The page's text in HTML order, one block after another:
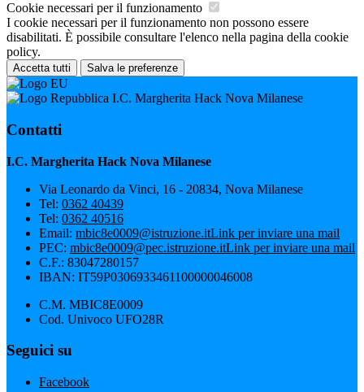
Cookie necessari per il funzionamento
I cookie necessari per il funzionamento non possono essere
disabilitati. È possibile consultare l'elenco nella pagina della cookie
policy.
Accetta tutti Salva le preferenze
I.C. Margherita Hack Nova Milanese
Contatti
I.C. Margherita Hack Nova Milanese
Via Leonardo da Vinci, 16 - 20834, Nova Milanese
Tel: 0362 40439
Tel: 0362 40516
Email: mbic8e0009@istruzione.itLink per inviare una mail
PEC: mbic8e0009@pec.istruzione.itLink per inviare una mail
C.F.: 83047280157
IBAN: IT59P0306933461100000046008
C.M. MBIC8E0009
Cod. Univoco UFO28R
Seguici su
Facebook